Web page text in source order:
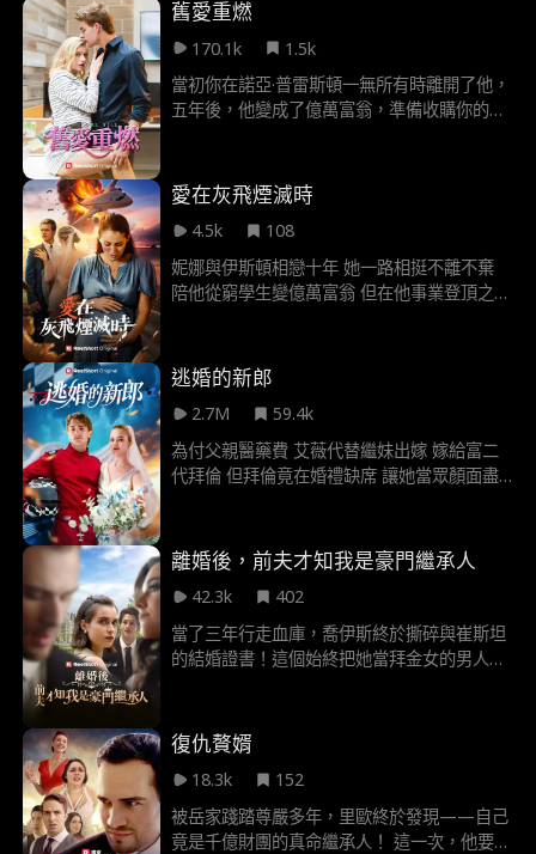
舊愛重燃
170.1k
1.5k
當初你在諾亞·普雷斯頓一無所有時離開了他，
五年後，他變成了億萬富翁，準備收購你的公
破鏡重圓？
愛在灰飛煙滅時
4.5k
108
妮娜與伊斯頓相戀十年 她一路相挺不離不棄
陪他從窮學生變億萬富翁 但在他事業登頂之際
某天三人搭同班飛機 半空中突發緊急狀況 迫
降時他選擇保護坎蒂絲 留下懷雙胞胎的妮娜
陷入生死交關的險境
逃婚的新郎
2.7M
59.4k
為付父親醫藥費 艾薇代替繼妹出嫁 嫁給富二
代拜倫 但拜倫竟在婚禮缺席 讓她當眾顏面盡
他早已愛上她 他問艾薇是否也愛他 艾薇會接
受他的心意嗎
離婚後，前夫才知我是豪門繼承人
42.3k
402
當了三年行走血庫，喬伊斯終於撕碎與崔斯坦
的結婚證書！這個始終把她當拜金女的男人根
在自家醫院頂樓時，那個總需要她輸血的柔弱
白月光，正被他親手推進情敵威廉的懷裏。 現
在，輪到高高在上的心臟外科權威來當輸家：
他要挽回的不僅是愛情 更是被自己親手踐踏的
一顆億萬富翁的真心⋯⋯
復仇贅婿
18.3k
152
被岳家踐踏尊嚴多年，里歐終於發現——自己
竟是千億財團的真命繼承人！ 這一次，他要那